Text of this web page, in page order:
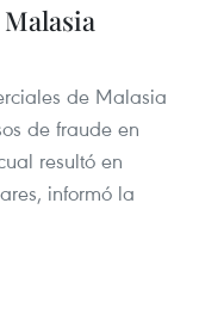
de Malasia
de fraude en
resultó en
informó la